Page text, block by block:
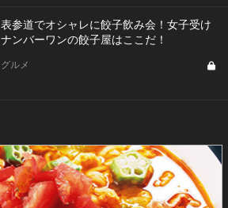
表参道でオシャレに餃子飲み会！女子受け
ナンバーワンの餃子屋はここだ！
グルメ